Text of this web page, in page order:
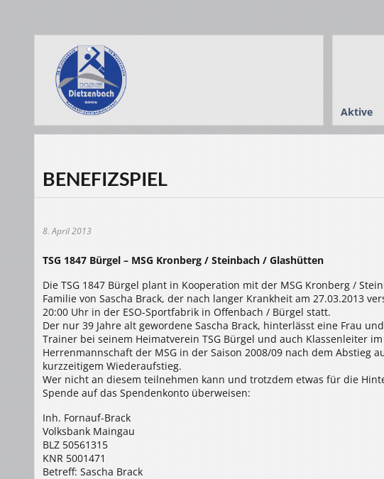
Aktive
BENEFIZSPIEL
8. April 2013
TSG 1847 Bürgel – MSG Kronberg / Steinbach / Glashütten
Die TSG 1847 Bürgel plant in Kooperation mit der MSG Kronberg /
Familie von Sascha Brack, der nach langer Krankheit am 27.03.2013
20:00 Uhr in der ESO-Sportfabrik in Offenbach / Bürgel statt.
Der nur 39 Jahre alt gewordene Sascha Brack, hinterlässt eine Frau
Trainer bei seinem Heimatverein TSG Bürgel und auch Klassenleiter
Herrenmannschaft der MSG in der Saison 2008/09 nach dem Abstieg
kurzzeitigem Wiederaufstieg.
Wer nicht an diesem teilnehmen kann und trotzdem etwas für die
Spende auf das Spendenkonto überweisen:
Inh. Fornauf-Brack
Volksbank Maingau
BLZ 50561315
KNR 5001471
Betreff: Sascha Brack